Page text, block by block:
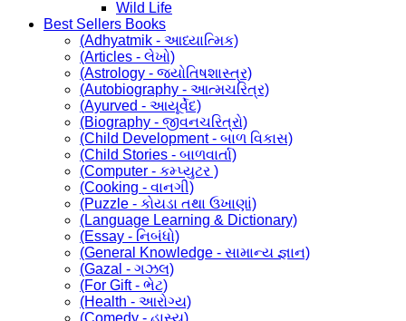
Wild Life
Best Sellers Books
(Adhyatmik - આધ્યાત્મિક)
(Articles - લેખો)
(Astrology - જ્યોતિષશાસ્ત્ર)
(Autobiography - આત્મચરિત્ર)
(Ayurved - આયૂર્વેદ)
(Biography - જીવનચરિત્રો)
(Child Development - બાળ વિકાસ)
(Child Stories - બાળવાર્તા)
(Computer - કમ્પ્યુટર )
(Cooking - વાનગી)
(Puzzle - કોયડા તથા ઉખાણાં)
(Language Learning & Dictionary)
(Essay - નિબંધો)
(General Knowledge - સામાન્ય જ્ઞાન)
(Gazal - ગઝલ)
(For Gift - ભેટ)
(Health - આરોગ્ય)
(Comedy - હાસ્ય)